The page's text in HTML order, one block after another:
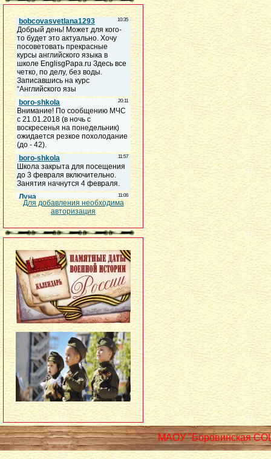
Для добавления необходима
авторизация
МАОУ "Боровинская